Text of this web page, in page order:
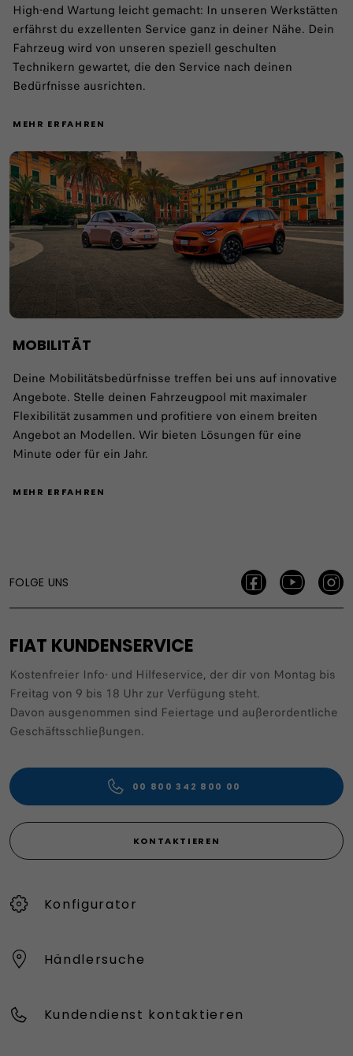
High-end Wartung leicht gemacht: In unseren Werkstätten
erfährst du exzellenten Service ganz in deiner Nähe. Dein
Fahrzeug wird von unseren speziell geschulten
Technikern gewartet, die den Service nach deinen
Bedürfnisse ausrichten.
MEHR ERFAHREN
MOBILITÄT
Deine Mobilitätsbedürfnisse treffen bei uns auf innovative
Angebote. Stelle deinen Fahrzeugpool mit maximaler
Flexibilität zusammen und profitiere von einem breiten
Angebot an Modellen. Wir bieten Lösungen für eine
Minute oder für ein Jahr.
MEHR ERFAHREN
FOLGE UNS
FIAT KUNDENSERVICE
Kostenfreier Info- und Hilfeservice, der dir von Montag bis
Freitag von 9 bis 18 Uhr zur Verfügung steht.
Davon ausgenommen sind Feiertage und außerordentliche
Geschäftsschließungen.
00 800 342 800 00
KONTAKTIEREN
Konfigurator
Händlersuche
Kundendienst kontaktieren